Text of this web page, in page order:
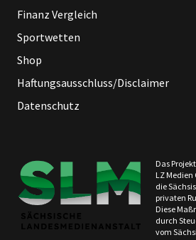
Finanz Vergleich
Sportwetten
Shop
Haftungsausschluss/Disclaimer
Datenschutz
Das
LZ
die
privaten
Diese
durch
vom